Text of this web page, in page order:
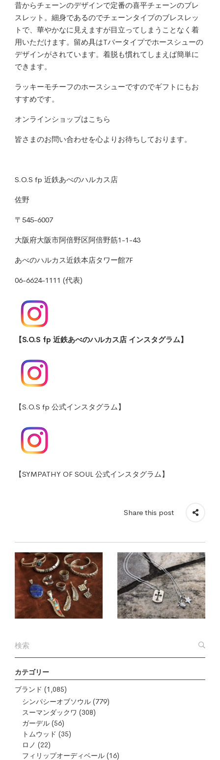
カテゴリー
ブランド (1,085)
シンパシーオブソウル (779)
スーマンダックワ (308)
ガーデル (56)
トムウッド (35)
ロノ (22)
フィリップオーディベール (16)
昔からチェーンのデザインで定番の喜平チェーンのブレ
スレット。細身であるのでチェーンタイプのブレスレッ
トで、華やかなに見えますが目立ってしまうことなく着
用いただけます。留め具はTバータイプでホースシューの
デザインがされています。着脱も慣れてしまえば簡単に
できます。
ラッキーモチーフのホースシューですのでギフトにもお
すすめです。
オンラインショップはこちら
皆さまのお問い合わせを心よりお待ちしております。
S.O.S fp 近鉄あべのハルカス店
佐野
〒 545-6007
大阪府大阪市阿倍野区阿倍野筋1-1-43
あべのハルカス近鉄本店タワー館7F
06-6624-1111 (代表)
【S.O.S fp 近鉄あべのハルカス店 インスタグラム】
【S.O.S fp 公式インスタグラム】
【SYMPATHY OF SOUL 公式インスタグラム】
Share this post